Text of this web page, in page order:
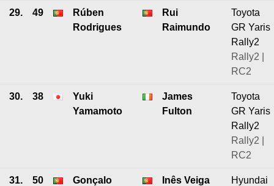
29. 49
Rúben
Rodrigues
Rui
Raimundo
Toyota
GR Yaris
Rally2
Rally2 |
RC2
30. 38
Yuki
Yamamoto
James
Fulton
Toyota
GR Yaris
Rally2
Rally2 |
RC2
31. 50
Gonçalo
Inês Veiga
Hyundai